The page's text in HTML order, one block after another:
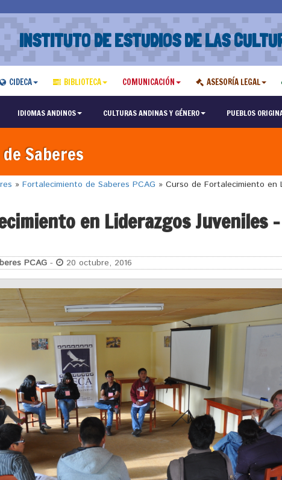
INSTITUTO DE ESTUDIOS DE LAS
CIDECA BIBLIOTECA COMUNICACIÓN ASESORÍA LEGAL
IDIOMAS ANDINOS CULTURAS ANDINAS Y GÉNERO PUEBLOS
Saberes
» Fortalecimiento de Saberes PCAG » Curso de Fortalecimiento en
en Liderazgos Juveniles
PCAG - 20 octubre, 2016